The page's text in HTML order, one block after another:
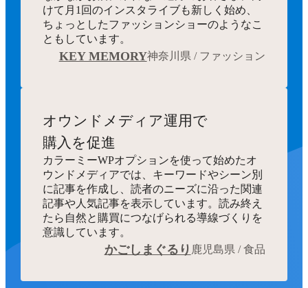
けて月1回のインスタライブも新しく始め、
ちょっとしたファッションショーのようなこ
ともしています。
KEY MEMORY神奈川県 / ファッション
オウンドメディア運用で
購入を促進
カラーミーWPオプションを使って始めたオ
ウンドメディアでは、キーワードやシーン別
に記事を作成し、読者のニーズに沿った関連
記事や人気記事を表示しています。読み終え
たら自然と購買につなげられる導線づくりを
意識しています。
かごしまぐるり 鹿児島県 / 食品